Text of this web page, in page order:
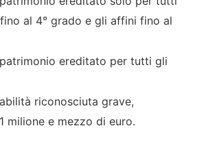
al 4° grado e gli affini fino al
patrimonio ereditato per tutti gli
riconosciuta grave,
milione e mezzo di euro.